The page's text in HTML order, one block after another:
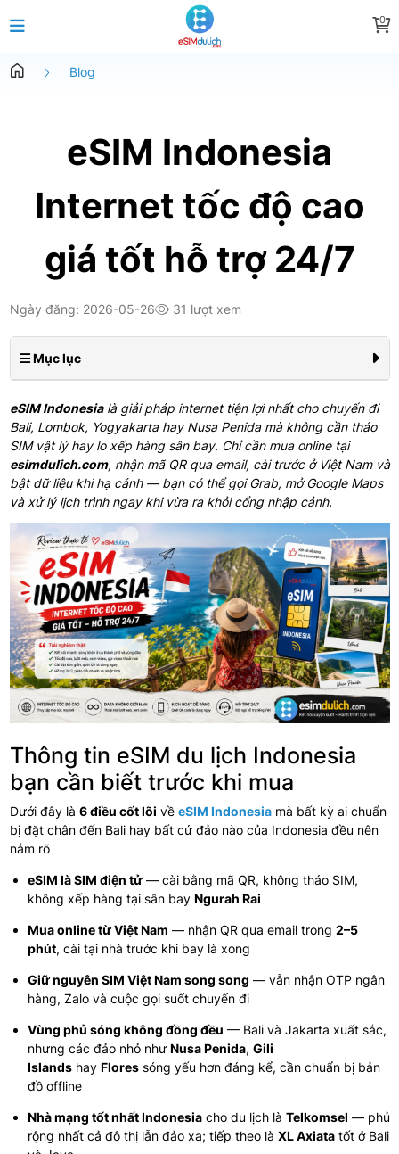
0
Blog
eSIM Indonesia
Internet tốc độ cao
giá tốt hỗ trợ 24/7
Ngày đăng: 2026-05-26 31 lượt xem
Mục lục
eSIM Indonesialà giải pháp internet tiện lợi nhất cho chuyến đi
Bali, Lombok, Yogyakarta hay Nusa Penida mà không cần tháo
SIM vật lý hay lo xếp hàng sân bay. Chỉ cần mua online tại
esimdulich.com, nhận mã QR qua email, cài trước ở Việt Nam và
bật dữ liệu khi hạ cánh — bạn có thể gọi Grab, mở Google Maps
và xử lý lịch trình ngay khi vừa ra khỏi cổng nhập cảnh.
Thông tin eSIM du lịch Indonesia
bạn cần biết trước khi mua
Dưới đây là 6 điều cốt lõi về eSIM Indonesiamà bất kỳ ai chuẩn
bị đặt chân đến Bali hay bất cứ đảo nào của Indonesia đều nên
nắm rõ
eSIM là SIM điện tử — cài bằng mã QR, không tháo SIM,
không xếp hàng tại sân bay Ngurah Rai
Mua online từ Việt Nam — nhận QR qua email trong 2–5
phút, cài tại nhà trước khi bay là xong
Giữ nguyên SIM Việt Nam song song — vẫn nhận OTP ngân
hàng, Zalo và cuộc gọi suốt chuyến đi
Vùng phủ sóng không đồng đều — Bali và Jakarta xuất sắc,
nhưng các đảo nhỏ như Nusa Penida, Gili
Islands hay Flores sóng yếu hơn đáng kể, cần chuẩn bị bản
đồ offline
Nhà mạng tốt nhất Indonesia cho du lịch là Telkomsel — phủ
rộng nhất cả đô thị lẫn đảo xa; tiếp theo là XL Axiata tốt ở Bali